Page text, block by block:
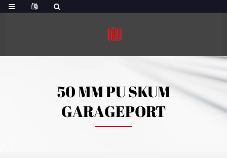
50 MM PU SKUM
GARAGEPORT